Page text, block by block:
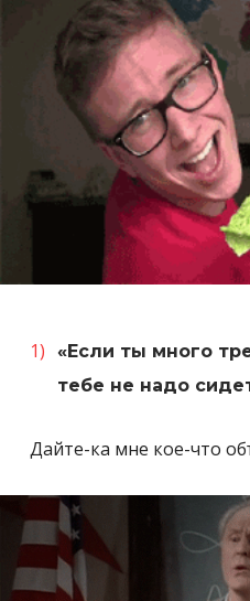
«Если ты много
тебе не надо
Дайте-ка мне кое-что